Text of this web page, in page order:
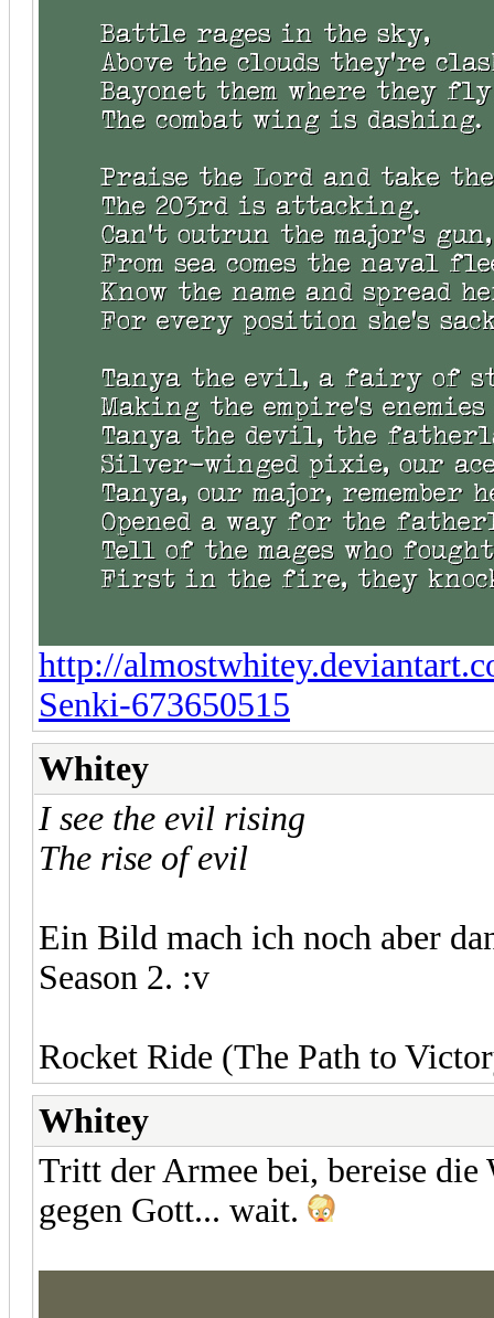
http://
Senki-673650515
Whitey
I see the evil rising
The rise of evil
Ein Bild mach ich noch aber
Season 2. :v
Rocket Ride (The Path to
Whitey
Tritt der Armee bei, bereise
gegen Gott... wait.